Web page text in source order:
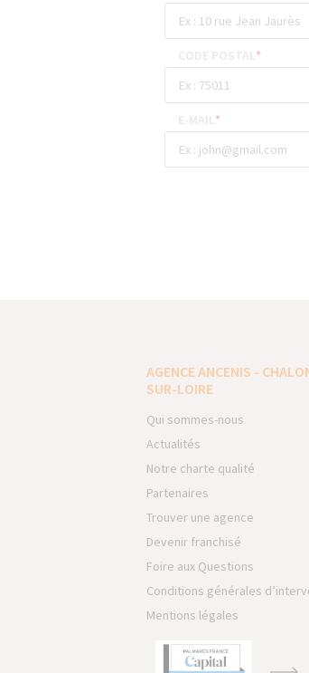
*
*
AGENCE ANCENIS -
SUR-LOIRE
Qui sommes-nous
Actualités
Notre charte qualité
Partenaires
Trouver une agence
Devenir franchisé
Foire aux Questions
Conditions générales
Mentions légales